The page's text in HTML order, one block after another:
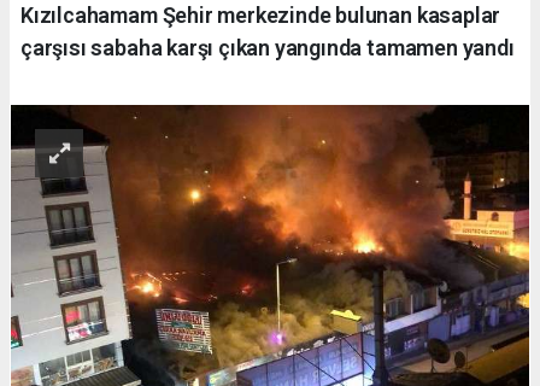
Kızılcahamam Şehir merkezinde bulunan kasaplar
çarşısı sabaha karşı çıkan yangında tamamen yandı